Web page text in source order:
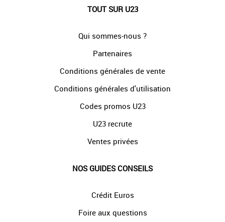
TOUT SUR U23
Qui sommes-nous ?
Partenaires
Conditions générales de vente
Conditions générales d'utilisation
Codes promos U23
U23 recrute
Ventes privées
NOS GUIDES CONSEILS
Crédit Euros
Foire aux questions